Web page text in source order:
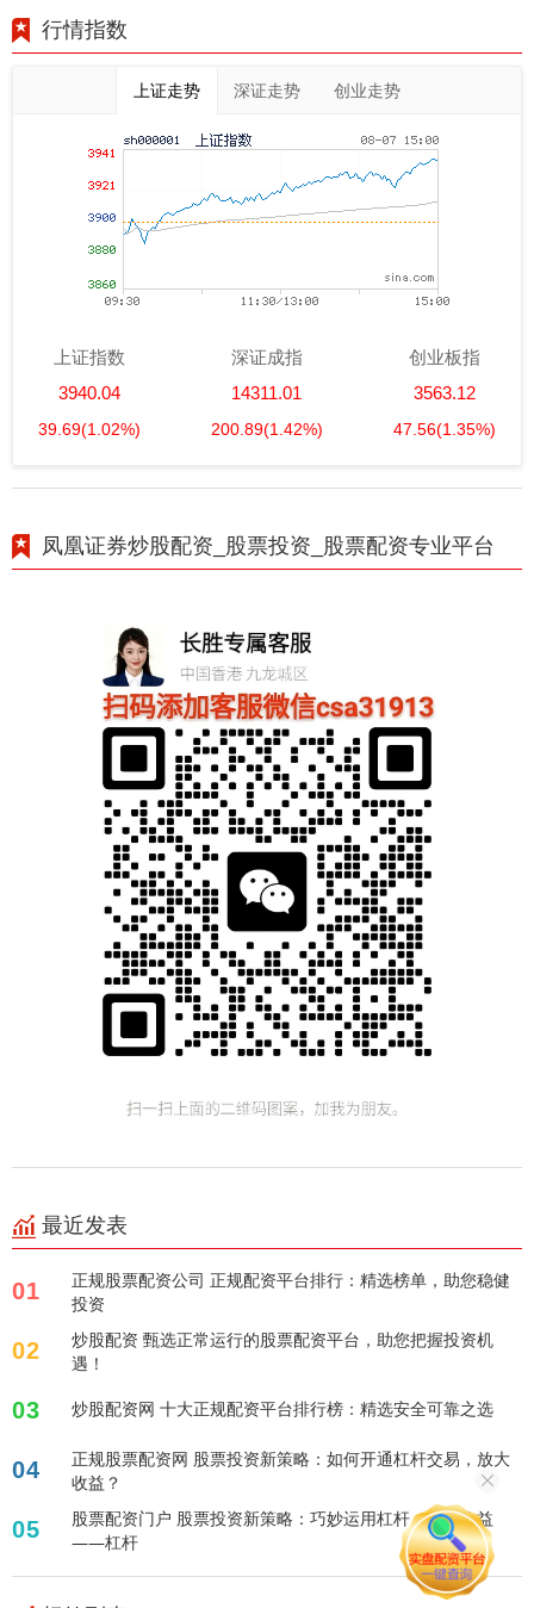
行情指数
上证走势 深证走势 创业走势
上证指数
3940.04
39.69(1.02%)
深证成指
14311.01
200.89(1.42%)
创业板指
3563.12
47.56(1.35%)
凤凰证券炒股配资_股票投资_股票配资专业平台
最近发表
01
正规股票配资公司 正规配资平台排行：精选榜单，助您稳健
投资
02
炒股配资 甄选正常运行的股票配资平台，助您把握投资机
遇！
03 炒股配资网 十大正规配资平台排行榜：精选安全可靠之选
04
正规股票配资网 股票投资新策略：如何开通杠杆交易，放大
收益？
05
股票配资门户 股票投资新策略：巧妙运用杠杆，放大收益
——杠杆